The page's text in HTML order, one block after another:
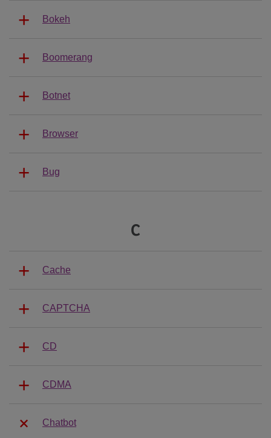
Bokeh
Boomerang
Botnet
Browser
Bug
C
Cache
CAPTCHA
CD
CDMA
Chatbot